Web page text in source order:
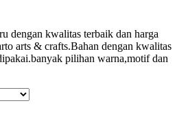
dengan kwalitas terbaik dan harga
arts & crafts.Bahan dengan kwalitas
pilihan warna,motif dan